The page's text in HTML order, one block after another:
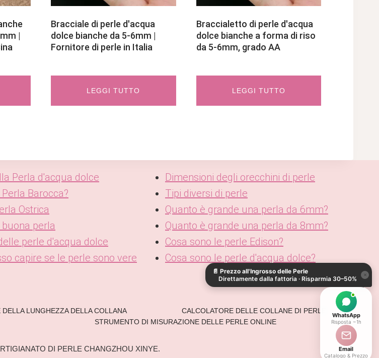
|
Bracciale di perle d'acqua
dolce bianche da 5-6mm |
Fornitore di perle in Italia
LEGGI TUTTO
Braccialetto di perle d'acqua
dolce bianche a forma di riso
da 5-6mm, grado AA
LEGGI TUTTO
Perla d'acqua dolce
Barocca?
Ostrica
buona perla
perle d'acqua dolce
capire se le perle sono vere
Dimensioni degli orecchini di perle
Tipi diversi di perle
Quanto è grande una perla da 6mm?
Quanto è grande una perla da 8mm?
Cosa sono le perle Edison?
Cosa sono le perle d'acqua dolce?
DELLA LUNGHEZZA DELLA COLLANA
CALCOLATORE DELLE COLLANE DI PERLE
STRUMENTO DI MISURAZIONE DELLE PERLE ONLINE
DI PERLE CHANGZHOU XINYE.
📄 Prezzo all'Ingrosso delle Perle
Direttamente dalla fattoria · Risparmia 30–50%
×
WhatsApp
Risposta ~1h
Email
Catalogo & Prezzo